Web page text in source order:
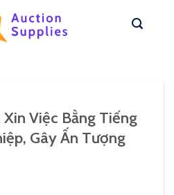
Việc Bằng Tiếng
Gây Ấn Tượng